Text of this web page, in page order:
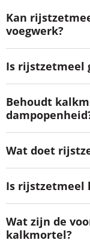
Kan
voegwerk?
Is rijstzetmeel
Behoudt
Wat doet
Is rijstzetmeel
Wat zijn de
kalkmortel?